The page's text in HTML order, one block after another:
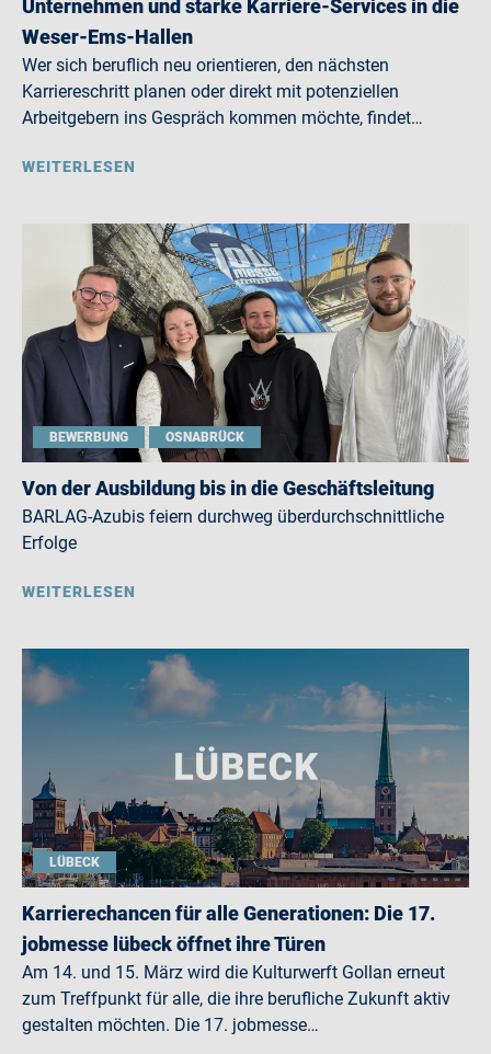
Unternehmen und starke Karriere-Services in die
Weser-Ems-Hallen
Wer sich beruflich neu orientieren, den nächsten
Karriereschritt planen oder direkt mit potenziellen
Arbeitgebern ins Gespräch kommen möchte, findet…
WEITERLESEN
BEWERBUNG OSNABRÜCK
Von der Ausbildung bis in die Geschäftsleitung
BARLAG-Azubis feiern durchweg überdurchschnittliche
Erfolge
WEITERLESEN
LÜBECK
Karrierechancen für alle Generationen: Die 17.
jobmesse lübeck öffnet ihre Türen
Am 14. und 15. März wird die Kulturwerft Gollan erneut
zum Treffpunkt für alle, die ihre berufliche Zukunft aktiv
gestalten möchten. Die 17. jobmesse…